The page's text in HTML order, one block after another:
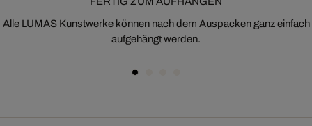
Alle LUMAS Kunstwerke können nach dem Auspacken ganz einfach
aufgehängt werden.